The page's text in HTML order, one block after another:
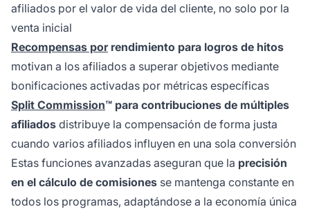
afiliados por el valor de vida del cliente, no solo por la
venta inicial
Recompensas porrendimiento para logros de hitos
motivan a los afiliados a superar objetivos mediante
bonificaciones activadas por métricas específicas
Split Commission™ para contribuciones de múltiples
afiliados distribuye la compensación de forma justa
cuando varios afiliados influyen en una sola conversión
Estas funciones avanzadas aseguran que la precisión
en el cálculo de comisiones se mantenga constante en
todos los programas, adaptándose a la economía única